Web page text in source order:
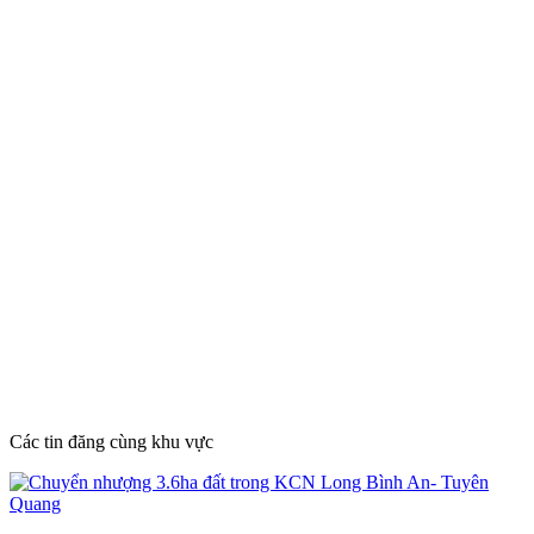
Các tin đăng cùng khu vực